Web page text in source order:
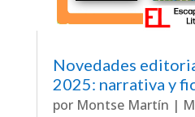
Novedades
2025: narrativa y
por Montse Martín |